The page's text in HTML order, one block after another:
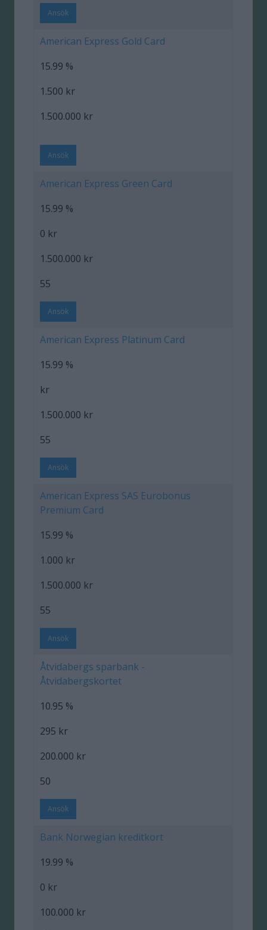
Ansök
American Express Gold Card
15.99 %
1.500 kr
1.500.000 kr
Ansök
American Express Green Card
15.99 %
0 kr
1.500.000 kr
55
Ansök
American Express Platinum Card
15.99 %
kr
1.500.000 kr
55
Ansök
American Express SAS Eurobonus
Premium Card
15.99 %
1.000 kr
1.500.000 kr
55
Ansök
Åtvidabergs sparbank -
Åtvidabergskortet
10.95 %
295 kr
200.000 kr
50
Ansök
Bank Norwegian kreditkort
19.99 %
0 kr
100.000 kr